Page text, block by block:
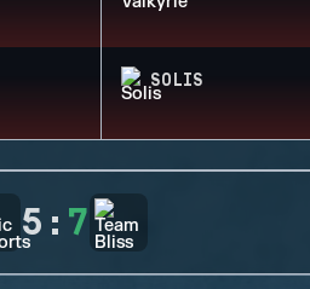
SOLIS
5 : 7